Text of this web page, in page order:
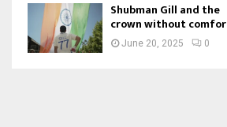
Shubman Gill and the
crown without
June 20, 2025 0